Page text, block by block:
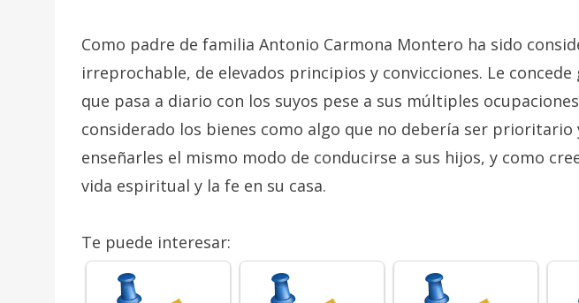
Como padre de familia Antonio Carmona Montero ha sido
irreprochable, de elevados principios y convicciones. Le
que pasa a diario con los suyos pese a sus múltiples
considerado los bienes como algo que no debería ser prioritario
enseñarles el mismo modo de conducirse a sus hijos, y como
vida espiritual y la fe en su casa.
Te puede interesar: